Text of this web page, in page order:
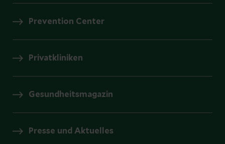
Prevention Center
Privatkliniken
Gesundheitsmagazin
Presse und Aktuelles